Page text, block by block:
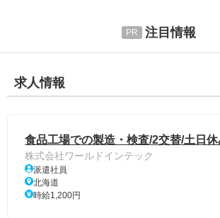
注目情報
求人情報
食品工場での製造・検査/2交替/土日
株式会社ワールドインテック
派遣社員
北海道
時給1,200円